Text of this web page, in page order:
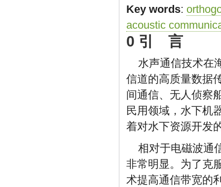
Key words:
acoustic
0 引 言
水声通信技术在
信道的高质量数据
间通信、无人侦察
民用领域，水下机
着对水下资源开发
相对于电磁波通
非常明显。为了克
术提高通信带宽的